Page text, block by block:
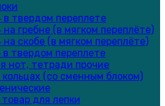
твердом переплете
гребне (в мягком переплёте)
скобе (в мягком переплёте)
твердом переплете
нот, тетради прочие
(со сменным блоком)
для лепки